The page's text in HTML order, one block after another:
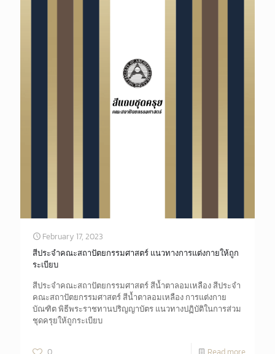
February 17, 2023
สีประจำคณะสถาปัตยกรรมศาสตร์ แนวทางการแต่งกายให้ถูก
ระเบียบ
สีประจำคณะสถาปัตยกรรมศาสตร์ สีน้ำตาลอมเหลือง สีประจำ
คณะสถาปัตยกรรมศาสตร์ สีน้ำตาลอมเหลือง การแต่งกาย
บัณฑิต พิธีพระราชทานปริญญาบัตร แนวทางปฏิบัติในการส่วม
ชุดครุยให้ถูกระเบียบ